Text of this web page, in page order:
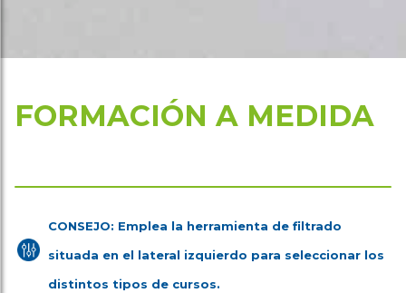
FORMACIÓN A MEDIDA
CONSEJO: Emplea la herramienta de filtrado
situada en el lateral izquierdo para seleccionar los
distintos tipos de cursos.